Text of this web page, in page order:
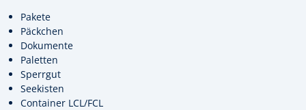
Pakete
Päckchen
Dokumente
Paletten
Sperrgut
Seekisten
Container LCL/FCL